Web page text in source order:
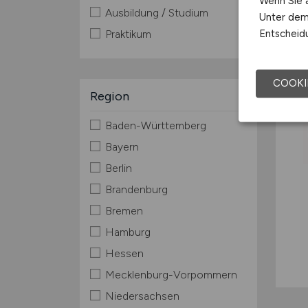
Ausbildung / Studium
Praktikum
Region
Baden-Württemberg
Bayern
Berlin
Brandenburg
Bremen
Hamburg
Hessen
Mecklenburg-Vorpommern
Niedersachsen
Unter